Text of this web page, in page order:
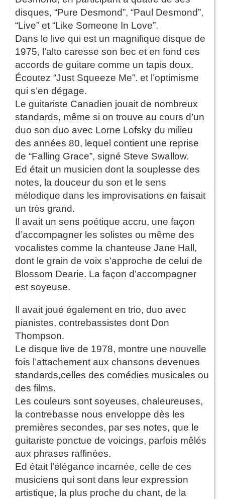
disques, “Pure Desmond”, “Paul Desmond”,
“Live” et “Like Someone In Love”.
Dans le live qui est un magnifique disque de
1975, l’alto caresse son bec et en fond ces
accords de guitare comme un tapis doux.
Écoutez “Just Squeeze Me”. et l’optimisme
qui s’en dégage.
Le guitariste Canadien jouait de nombreux
standards, même si on trouve au cours d’un
duo son duo avec Lorne Lofsky du milieu
des années 80, lequel contient une reprise
de “Falling Grace”, signé Steve Swallow.
Ed était un musicien dont la souplesse des
notes, la douceur du son et le sens
mélodique dans les improvisations en faisait
un très grand.
Il avait un sens poétique accru, une façon
d’accompagner les solistes ou même des
vocalistes comme la chanteuse Jane Hall,
dont le grain de voix s’approche de celui de
Blossom Dearie. La façon d’accompagner
est soyeuse.
Il avait joué également en trio, duo avec
pianistes, contrebassistes dont Don
Thompson.
Le disque live de 1978, montre une nouvelle
fois l’attachement aux chansons devenues
standards,celles des comédies musicales ou
des films.
Les couleurs sont soyeuses, chaleureuses,
la contrebasse nous enveloppe dès les
premières secondes, par ses notes, que le
guitariste ponctue de voicings, parfois mêlés
aux phrases raffinées.
Ed était l’élégance incarnée, celle de ces
musiciens qui sont dans leur expression
artistique, la plus proche du chant, de la